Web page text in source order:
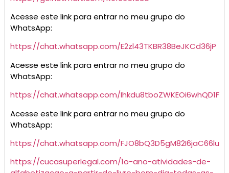
Acesse este link para entrar no meu grupo do
WhatsApp:
https://chat.whatsapp.com/E2zl43TKBR38BeJKCd36jP
Acesse este link para entrar no meu grupo do
WhatsApp:
https://chat.whatsapp.com/Ihkdu8tboZWKEOi6whQD1F
Acesse este link para entrar no meu grupo do
WhatsApp:
https://chat.whatsapp.com/FJO8bQ3D5gM82I6jaC66lu
https://cucasuperlegal.com/1o-ano-atividades-de-